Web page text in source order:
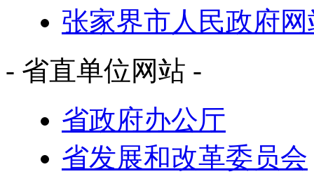
张家界市人民政府网
- 省直单位网站 -
省政府办公厅
省发展和改革委员会